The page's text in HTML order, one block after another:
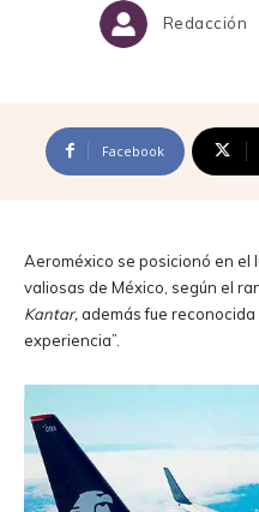
Redacción
Facebook
Aeroméxico se posicionó en el
valiosas de México, según el
Kantar, además fue reconocida
experiencia”.